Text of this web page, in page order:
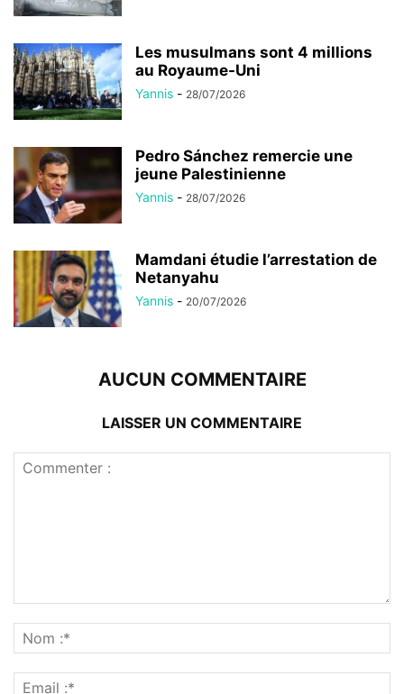
Les musulmans sont 4 millions
au Royaume-Uni
Yannis - 28/07/2026
Pedro Sánchez remercie une
jeune Palestinienne
Yannis - 28/07/2026
Mamdani étudie l’arrestation de
Netanyahu
Yannis - 20/07/2026
AUCUN COMMENTAIRE
LAISSER UN COMMENTAIRE